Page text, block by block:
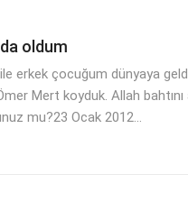
oldum
erkek çocuğum dünyaya
Mert koyduk. Allah
mu?23 Ocak 2012...